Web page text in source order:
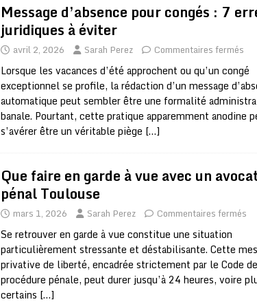
Message d’absence pour congés : 7
juridiques à éviter
avril 2, 2026 Sarah Perez Commentaires fermés
Lorsque les vacances d’été approchent ou qu’un congé
exceptionnel se profile, la rédaction d’un message
automatique peut sembler être une formalité
banale. Pourtant, cette pratique apparemment anodine
s’avérer être un véritable piège […]
Que faire en garde à vue avec un
pénal Toulouse
mars 1, 2026 Sarah Perez Commentaires fermés
Se retrouver en garde à vue constitue une situation
particulièrement stressante et déstabilisante. Cette
privative de liberté, encadrée strictement par le Code de
procédure pénale, peut durer jusqu’à 24 heures, voire
certains […]